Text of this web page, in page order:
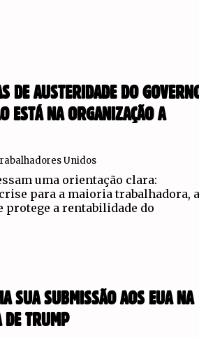
DE AUSTERIDADE DO
ESTÁ NA ORGANIZAÇÃO A
Unidos
uma orientação clara:
para a maioria trabalhadora,
protege a rentabilidade do
SUA SUBMISSÃO AOS EUA NA
DE TRUMP